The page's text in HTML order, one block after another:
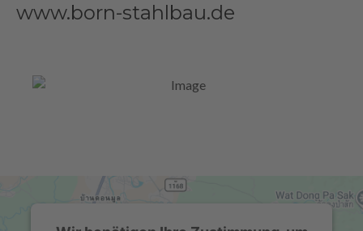
www.born-stahlbau.de